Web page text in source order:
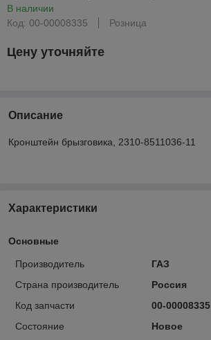
В наличии
Код: 00-00008335
Розница
Цену уточняйте
Описание
Кронштейн брызговика, 2310-8511036-11
Характеристики
Основные
Производитель
ГАЗ
Страна производитель
Россия
Код запчасти
00-00008335
Состояние
Новое